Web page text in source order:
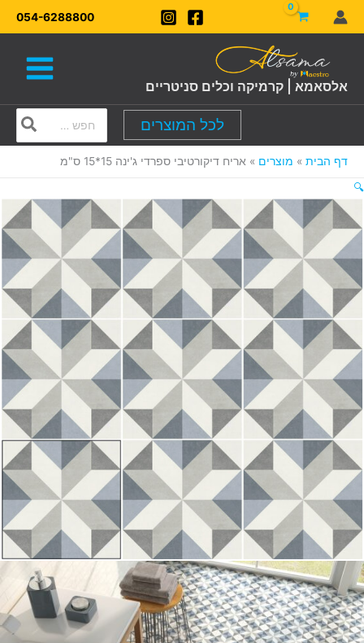
דילוג
לתוכן
054-6288800
אלסאמא | קרמיקה וכלים סניטריים
לכל המוצרים
for:
דף הבית מוצרים
אריח דיקורטיבי ספרדי ג'ינה 15*15 ס"מ
🔍